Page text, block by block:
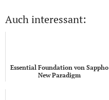
Auch interessant:
Essential Foundation von Sappho
New Paradigm